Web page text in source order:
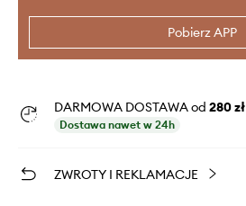
Pobierz APP
DARMOWA DOSTAWA od 280 zł
Dostawa nawet w 24h
ZWROTY I REKLAMACJE